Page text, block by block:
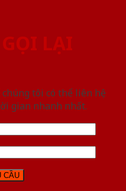
LẠI
tôi có thể liên hệ
gian nhanh nhất.